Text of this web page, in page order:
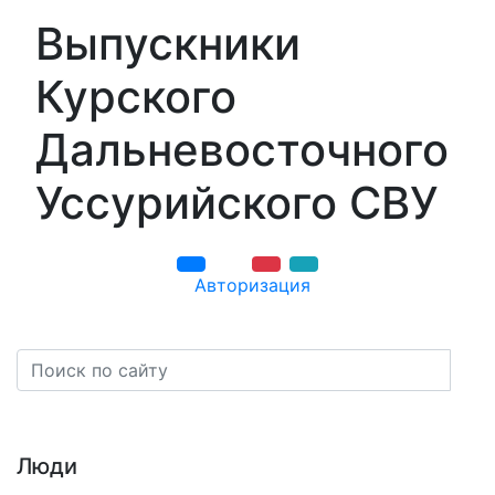
Выпускники
Курского
Дальневосточного
Уссурийского СВУ
Авторизация
Люди